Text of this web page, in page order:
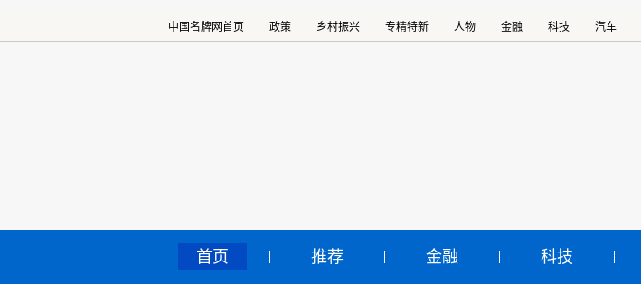
中国名牌网首页 政策 乡村振兴 专精特新 人物 金融 科技 汽车
首页 推荐 金融 科技